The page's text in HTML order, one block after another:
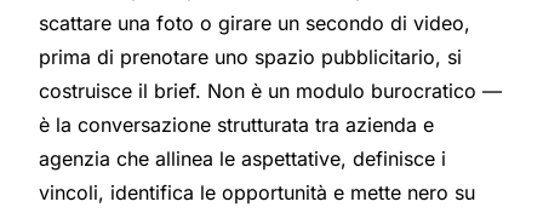
scattare una foto o girare un secondo di video,
prima di prenotare uno spazio pubblicitario, si
costruisce il brief. Non è un modulo burocratico —
è la conversazione strutturata tra azienda e
agenzia che allinea le aspettative, definisce i
vincoli, identifica le opportunità e mette nero su